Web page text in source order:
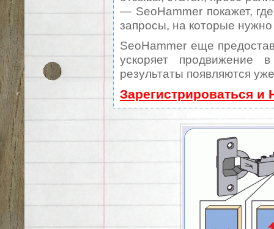
— SeoHammer покажет,
запросы, на которые
SeoHammer еще
ускоряет продвижение
результаты появляются
Зарегистрироваться и